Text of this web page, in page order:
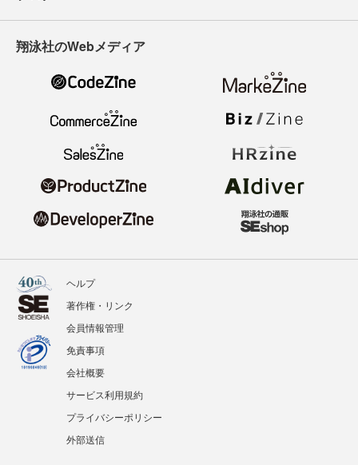
翔泳社のWebメディア
ヘルプ
著作権・リンク
会員情報管理
免責事項
会社概要
サービス利用規約
プライバシーポリシー
外部送信